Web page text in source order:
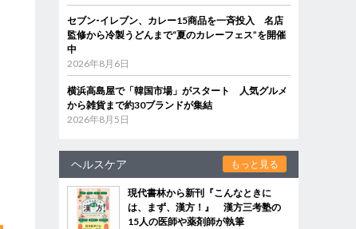
セブン‐イレブン、カレー15商品を一斉投入 名店
監修から冷製うどんまで“夏のカレーフェス”を開催
中
2026年8月6日
横浜高島屋で「韓国市場」がスタート 人気グルメ
から雑貨まで約30ブランドが集結
2026年8月5日
ヘルスケア もっと見る
現代書林から新刊『こんなときに
は、まず、漢方！』 漢方三考塾の
15人の医師や薬剤師が執筆